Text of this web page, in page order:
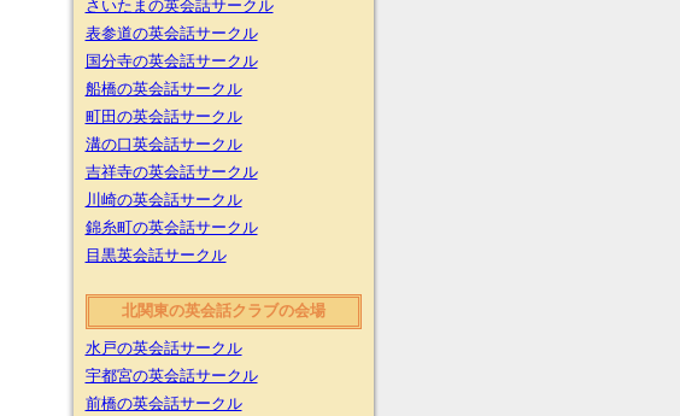
さいたまの英会話サークル
表参道の英会話サークル
国分寺の英会話サークル
船橋の英会話サークル
町田の英会話サークル
溝の口英会話サークル
吉祥寺の英会話サークル
川崎の英会話サークル
錦糸町の英会話サークル
目黒英会話サークル
北関東の英会話クラブの会場
水戸の英会話サークル
宇都宮の英会話サークル
前橋の英会話サークル